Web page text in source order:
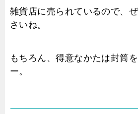
雑貨店に売られているので、
さいね。
もちろん、得意なかたは封筒
ー。